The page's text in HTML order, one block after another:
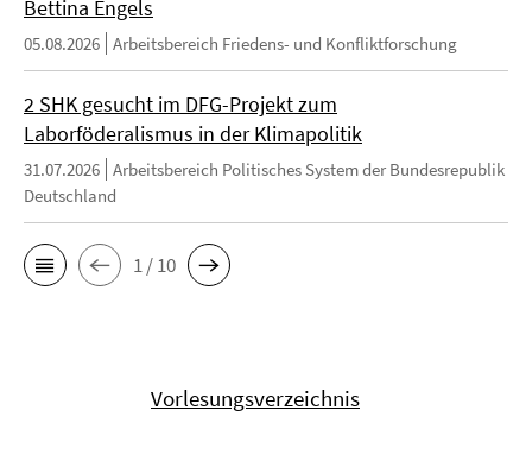
Bettina Engels
05.08.2026 Arbeitsbereich Friedens- und Konfliktforschung
2 SHK gesucht im DFG-Projekt zum
Laborföderalismus in der Klimapolitik
31.07.2026 Arbeitsbereich Politisches System der Bundesrepublik
Deutschland
1 / 10
Vorlesungsverzeichnis